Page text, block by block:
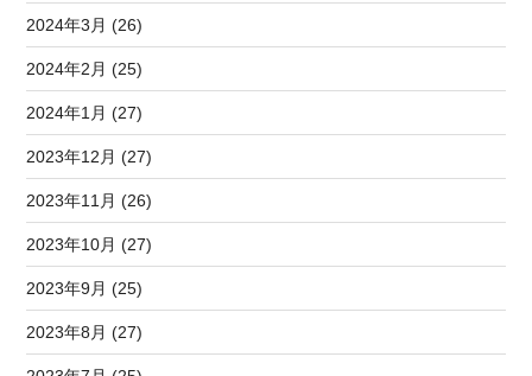
2024年3月 (26)
2024年2月 (25)
2024年1月 (27)
2023年12月 (27)
2023年11月 (26)
2023年10月 (27)
2023年9月 (25)
2023年8月 (27)